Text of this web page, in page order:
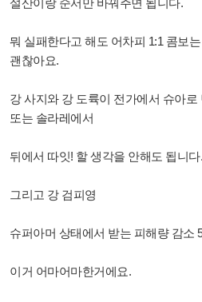
설산이랑 순서만 바꿔주면 됩니다.
뭐 실패한다고 해도 어차피 1:1 콤보
괜찮아요.
강 사지와 강 도륙이 전가에서 슈아
또는 솔라레에서
뒤에서 따잇! 할 생각을 안해도 됩니다.
그리고 강 검피영
슈퍼아머 상태에서 받는 피해량 감소
이거 어마어마한거에요.